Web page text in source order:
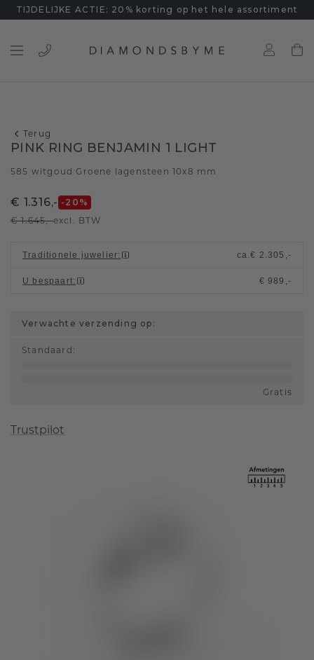
TIJDELIJKE ACTIE: 20% korting op het hele assortiment
Terug
PINK RING BENJAMIN 1 LIGHT
585 witgoud /Groene lagensteen 10x8 mm
€ 1.316,- -20 %
€ 1.645,-excl. BTW
Traditionele juwelier: ca.€ 2.305,-
U bespaart: € 989,-
Verwachte verzending op:
Standaard :
Gratis
Trustpilot